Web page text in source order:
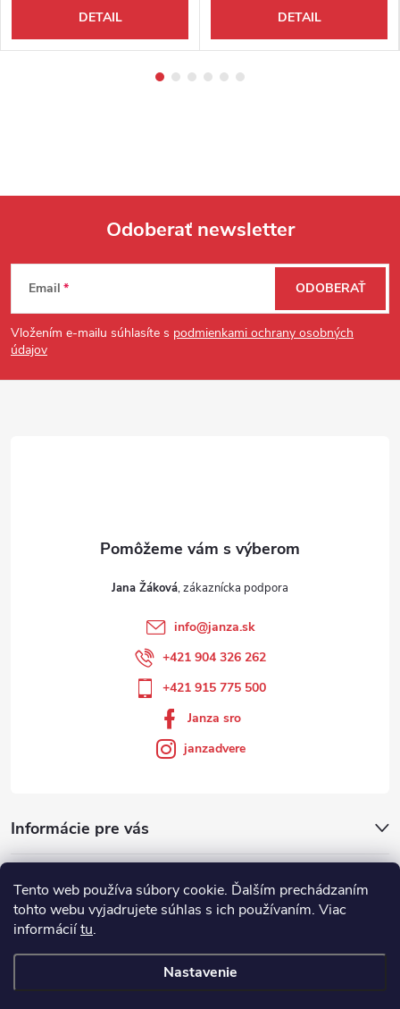
Tento web používa súbory cookie. Ďalším prechádzaním
tohto webu vyjadrujete súhlas s ich používaním. Viac
informáciítu.
Nastavenie
DETAIL DETAIL
Zápätie
Odoberať newsletter
Email
Vložením e-mailu súhlasíte s podmienkami ochrany osobných
údajov
ODOBERAŤ
Informácie pre vás
Jana Žáková
info@janza.sk
+421 904 326 262
+421 915 775 500
Janza sro
janzadvere
Showroom